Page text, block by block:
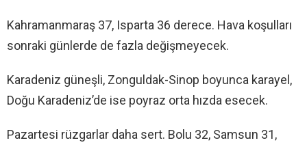
Kahramanmaraş 37, Isparta 36 derece. Hava koşulları
sonraki günlerde de fazla değişmeyecek.
Karadeniz güneşli, Zonguldak-Sinop boyunca karayel,
Doğu Karadeniz’de ise poyraz orta hızda esecek.
Pazartesi rüzgarlar daha sert. Bolu 32, Samsun 31,